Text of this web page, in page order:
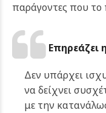
παράγοντες που το
Επηρεάζει
Δεν υπάρχει
να δείχνει
με την